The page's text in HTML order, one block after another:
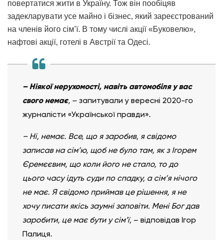
повертатися жити в Україну. Тож він пообіцяв
задекларувати усе майно і бізнес, який зареєстрований
на членів його сім’ї. В тому числі акції «Буковелю»,
нафтові акції, готелі в Австрії та Одесі.
– Ніякої нерухомості, навіть автомобіля у вас
свого немає, – запитували у вересні 2020-го
журналісти «Української правди».
– Ні, немає. Все, що я заробив, я свідомо
записав на сім’ю, щоб не було там, як з Ігорем
Єремєєвим, що коли його не стало, то до
цього часу ідуть суди по спадку, а сім’я нічого
не має. Я свідомо приймав це рішення, я не
хочу писати якісь заумні заповіти. Мені Бог дав
заробити, це має бути у сім’ї, – відповідав Ігор
Палиця.